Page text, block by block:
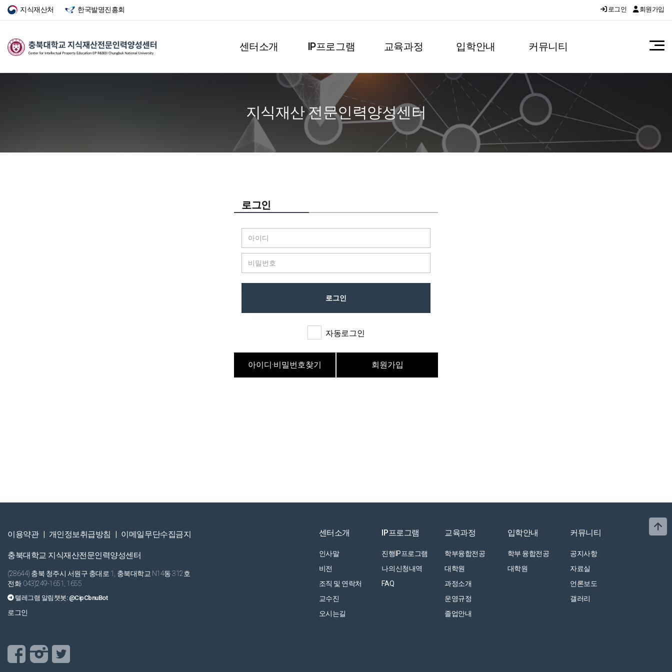
지식재산처 한국발명진흥회 로그인 회원가입
센터소개 IP프로그램 교육과정 입학안내 커뮤니티
지식재산 전문인력양성센터
로그인
자동로그인
이용약관 | 개인정보취급방침 | 이메일무단수집금지
충북대학교 지식재산전문인력양성센터
(28644) 충북 청주시 서원구 충대로 1, 충북대학교 N14동 312호
전화: 043)249-1651, 1655
텔레그램 알림챗봇: @CipCbnuBot
로그인
센터소개
인사말
비전
조직 및 연락처
교수진
오시는길
IP프로그램
진행IP프로그램
나의신청내역
FAQ
교육과정
학부융합전공
대학원
과정소개
운영규정
졸업안내
입학안내
학부 융합전공
대학원
커뮤니티
공지사항
자료실
언론보도
갤러리